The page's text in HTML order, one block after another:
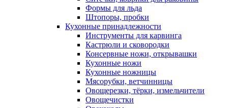
Формы для льда
Штопоры, пробки
Кухонные принадлежности
Инструменты для карвинга
Кастрюли и сковородки
Консервные ножи, открывашки
Кухонные ножи
Кухонные ножницы
Мясорубки, ветчинницы
Овощерезки, тёрки, измельчители
Овощечистки